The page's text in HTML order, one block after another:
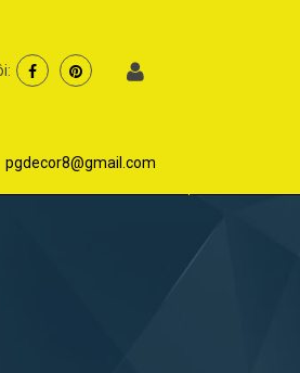
pgdecor8@gmail.com